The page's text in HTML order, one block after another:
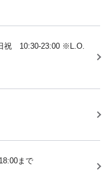
祝 10:30-23:00 ※L.O.
まで